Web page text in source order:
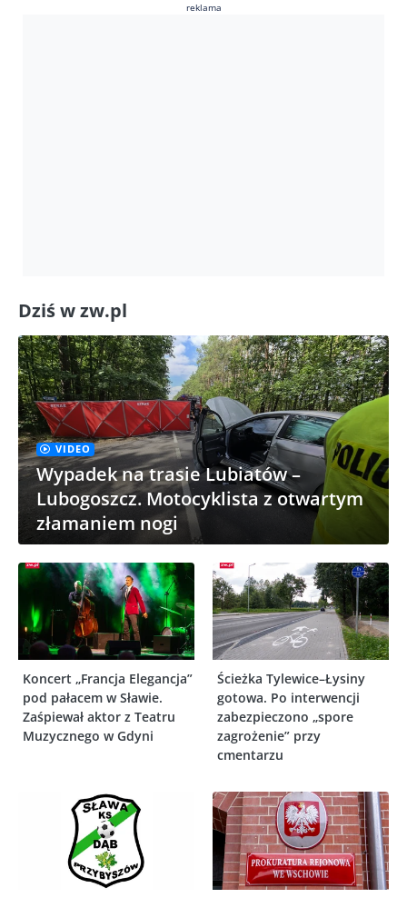
reklama
Dziś w zw.pl
VIDEO
Wypadek na trasie Lubiatów –
Lubogoszcz. Motocyklista z otwartym
złamaniem nogi
Koncert „Francja Elegancja”
pod pałacem w Sławie.
Zaśpiewał aktor z Teatru
Muzycznego w Gdyni
Ścieżka Tylewice–Łysiny
gotowa. Po interwencji
zabezpieczono „spore
zagrożenie” przy
cmentarzu